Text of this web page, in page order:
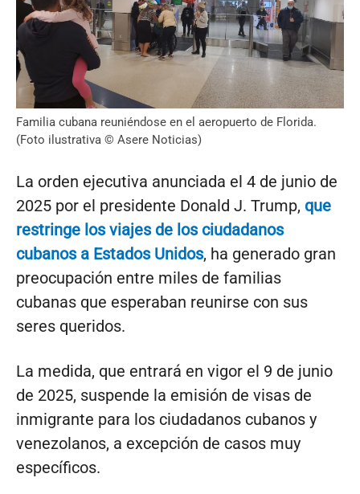
Familia cubana reuniéndose en el aeropuerto de Florida.
(Foto ilustrativa © Asere Noticias)
La orden ejecutiva anunciada el 4 de junio de
2025 por el presidente Donald J. Trump, que
restringe los viajes de los ciudadanos
cubanos a Estados Unidos, ha generado gran
preocupación entre miles de familias
cubanas que esperaban reunirse con sus
seres queridos.
La medida, que entrará en vigor el 9 de junio
de 2025, suspende la emisión de visas de
inmigrante para los ciudadanos cubanos y
venezolanos, a excepción de casos muy
específicos.